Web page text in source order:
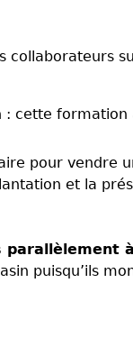
collaborateurs
: cette
pour vendre
et la
parallèlement
puisqu’ils